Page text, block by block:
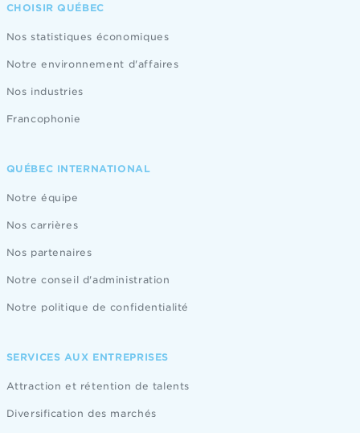
CHOISIR QUÉBEC
Nos statistiques économiques
Notre environnement d'affaires
Nos industries
Francophonie
QUÉBEC INTERNATIONAL
Notre équipe
Nos carrières
Nos partenaires
Notre conseil d'administration
Notre politique de confidentialité
SERVICES AUX ENTREPRISES
Attraction et rétention de talents
Diversification des marchés